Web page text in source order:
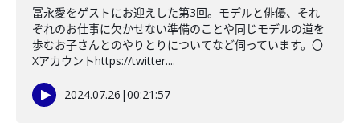
冨永愛をゲストにお迎えした第3回。モデルと俳優、それ
ぞれのお仕事に欠かせない準備のことや同じモデルの道を
歩むお子さんとのやりとりについてなど伺っています。〇
Xアカウントhttps://twitter....
2024.07.26 |00:21:57